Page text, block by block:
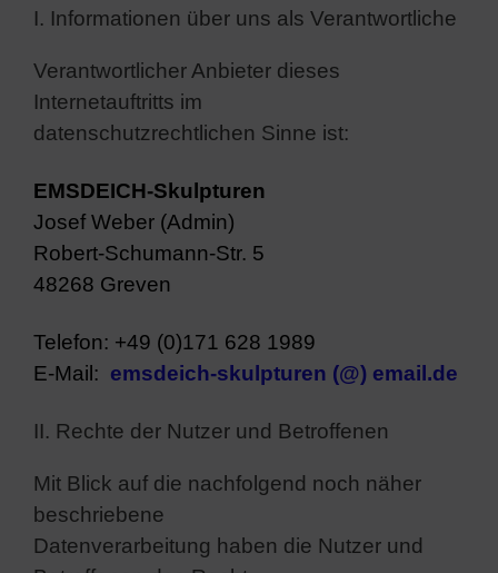
I. Informationen über uns als Verantwortliche
Verantwortlicher Anbieter dieses
Internetauftritts im
datenschutzrechtlichen Sinne ist:
EMSDEICH-Skulpturen
Josef Weber (Admin)
Robert-Schumann-Str. 5
48268 Greven
Telefon: +49 (0)171 628 1989
E-Mail: emsdeich-skulpturen (@) email.de
II. Rechte der Nutzer und Betroffenen
Mit Blick auf die nachfolgend noch näher
beschriebene
Datenverarbeitung haben die Nutzer und